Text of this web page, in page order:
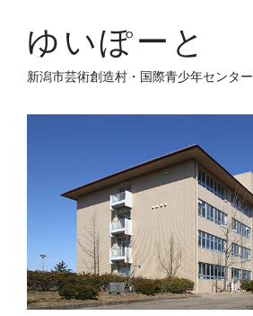
ゆいぽーと
新潟市芸術創造村・国際青少年センター